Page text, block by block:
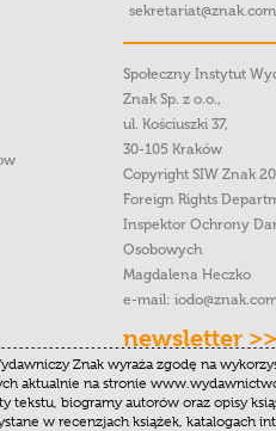
Społeczny Instytut
Znak Sp. z o.o.,
ul. Kościuszki 37,
30-105 Kraków
Copyright SIW Znak
Foreign Rights
Inspektor Ochrony
Osobowych
Magdalena Heczko
e-mail:
newsletter >>
Znak wyraża zgodę na
aktualnie na stronie
tekstu, biogramy autorów oraz opisy
w recenzjach książek, katalogach